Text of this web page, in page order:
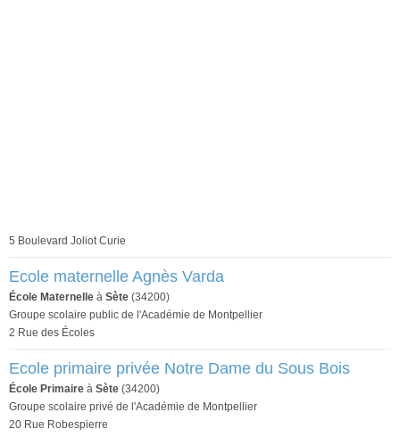
5 Boulevard Joliot Curie
Ecole maternelle Agnès Varda
École Maternelle à Sète (34200)
Groupe scolaire public de l'Académie de Montpellier
2 Rue des Écoles
Ecole primaire privée Notre Dame du Sous Bois
École Primaire à Sète (34200)
Groupe scolaire privé de l'Académie de Montpellier
20 Rue Robespierre